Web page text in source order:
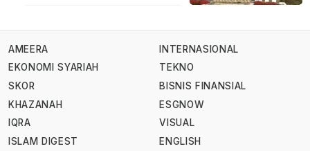
AMEERA
EKONOMI SYARIAH
SKOR
KHAZANAH
IQRA
ISLAM DIGEST
INTERNASIONAL
TEKNO
BISNIS FINANSIAL
ESGNOW
VISUAL
ENGLISH